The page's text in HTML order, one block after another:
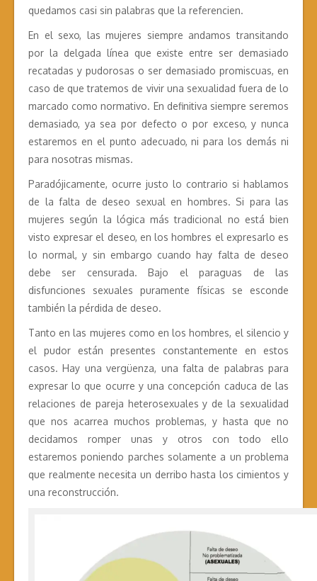
quedamos casi sin palabras que la referencien.
En el sexo, las mujeres siempre andamos transitando
por la delgada línea que existe entre ser demasiado
recatadas y pudorosas o ser demasiado promiscuas, en
caso de que tratemos de vivir una sexualidad fuera de lo
marcado como normativo. En definitiva siempre seremos
demasiado, ya sea por defecto o por exceso, y nunca
estaremos en el punto adecuado, ni para los demás ni
para nosotras mismas.
Paradójicamente, ocurre justo lo contrario si hablamos
de la falta de deseo sexual en hombres. Si para las
mujeres según la lógica más tradicional no está bien
visto expresar el deseo, en los hombres el expresarlo es
lo normal, y sin embargo cuando hay falta de deseo
debe ser censurada. Bajo el paraguas de las
disfunciones sexuales puramente físicas se esconde
también la pérdida de deseo.
Tanto en las mujeres como en los hombres, el silencio y
el pudor están presentes constantemente en estos
casos. Hay una vergüenza, una falta de palabras para
expresar lo que ocurre y una concepción caduca de las
relaciones de pareja heterosexuales y de la sexualidad
que nos acarrea muchos problemas, y hasta que no
decidamos romper unas y otros con todo ello
estaremos poniendo parches solamente a un problema
que realmente necesita un derribo hasta los cimientos y
una reconstrucción.